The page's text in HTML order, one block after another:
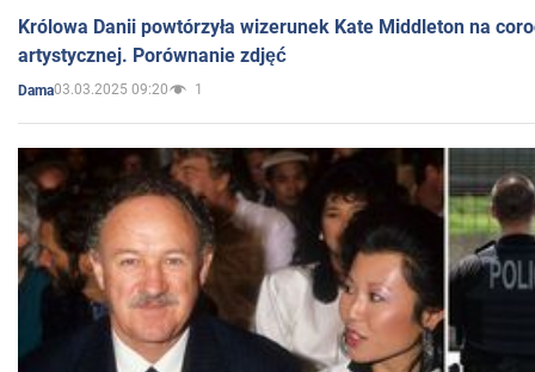
Królowa Danii powtórzyła wizerunek Kate Middleton na
artystycznej. Porównanie zdjęć
Dama03.03.2025 09:20 1